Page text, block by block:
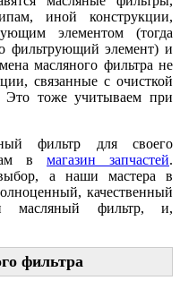
иной конструкции,
элементом (тогда
фильтрующий элемент) и
масляного фильтра не
связанные с очисткой
Это тоже учитываем при
фильтр для своего
в магазин запчастей.
а наши мастера в
качественный
масляный фильтр, и,
фильтра